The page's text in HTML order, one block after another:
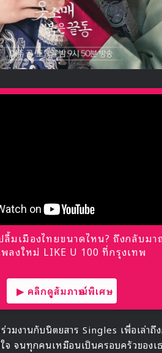
ลื้มเมืองไทยขนาดไหน? ถึงกลับมา
พลงใหม่ LIKE U 100 ที่กรุงเทพ
▶ คลิกดูสัมภาษณ์พิเศษ
มงานกับนิตยสาร Singles เพื่อเล่าถึ
จนทุกคนเหมือนเป็นครอบครัวของเ